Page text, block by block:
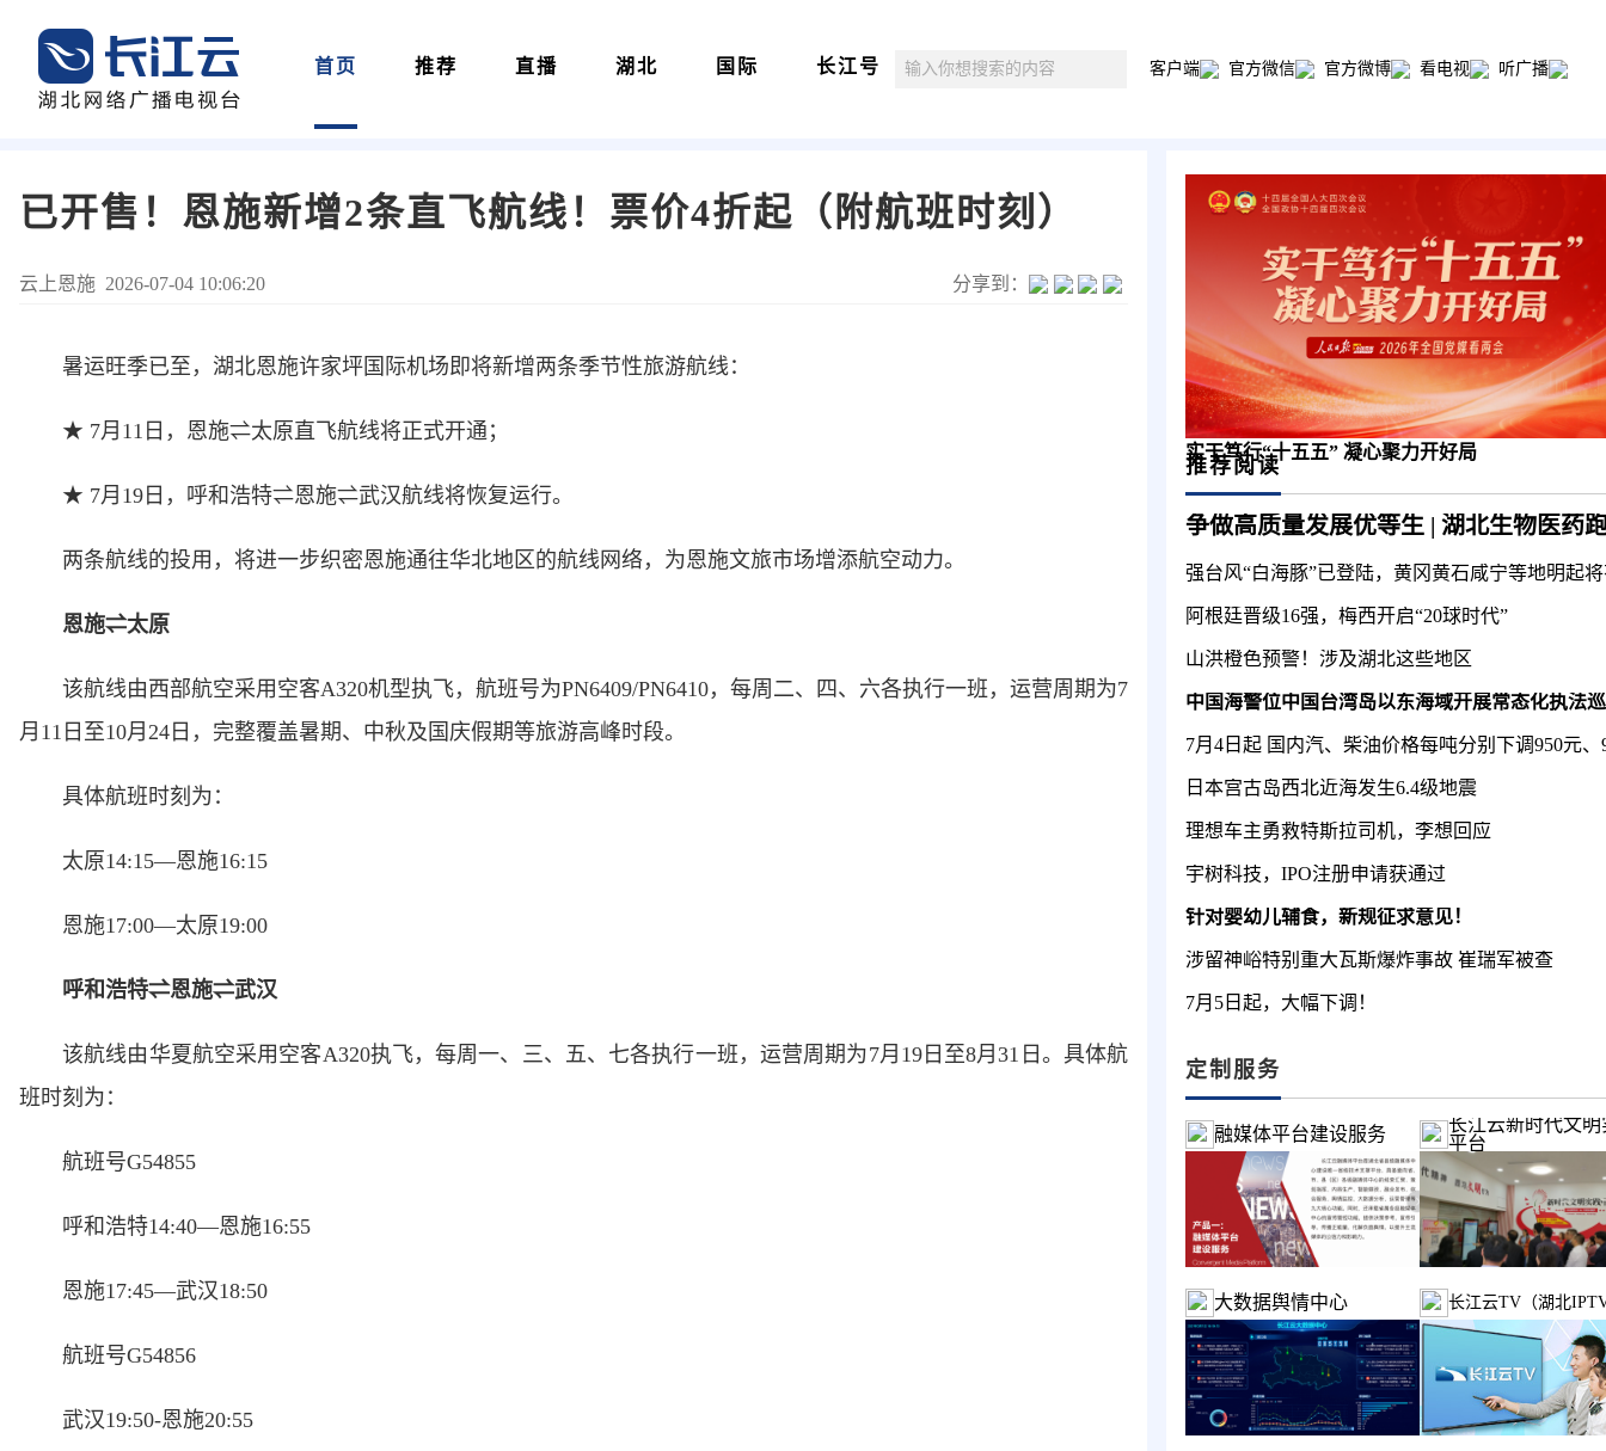
首页 推荐 直播 湖北 国际 长江号 客户端 官方微信 官方微博 看电视 听广播
已开售！恩施新增2条直飞航线！票价4折起（附航班时刻）
云上恩施 2026-07-04 10:06:20 分享到：
暑运旺季已至，湖北恩施许家坪国际机场即将新增两条季节性旅游航线：
★ 7月11日，恩施⇌太原直飞航线将正式开通；
★ 7月19日，呼和浩特⇌恩施⇌武汉航线将恢复运行。
两条航线的投用，将进一步织密恩施通往华北地区的航线网络，为恩施文旅市场增添航空动力。
恩施⇌太原
该航线由西部航空采用空客A320机型执飞，航班号为PN6409/PN6410，每周二、四、六各执行一班，运营周期为7
月11日至10月24日，完整覆盖暑期、中秋及国庆假期等旅游高峰时段。
具体航班时刻为：
太原14:15—恩施16:15
恩施17:00—太原19:00
呼和浩特⇌恩施⇌武汉
该航线由华夏航空采用空客A320执飞，每周一、三、五、七各执行一班，运营周期为7月19日至8月31日。具体航
班时刻为：
航班号G54855
呼和浩特14:40—恩施16:55
恩施17:45—武汉18:50
航班号G54856
武汉19:50-恩施20:55
实干笃行“十五五” 凝心聚力开好局
推荐阅读
阿根廷晋级16强，梅西开启“20球时代”
山洪橙色预警！涉及湖北这些地区
中国海警位中国台湾岛以东海域开展常态化执法
7月4日起 国内汽、柴油价格每吨分别下调950元、
日本宫古岛西北近海发生6.4级地震
理想车主勇救特斯拉司机，李想回应
宇树科技，IPO注册申请获通过
针对婴幼儿辅食，新规征求意见！
涉留神峪特别重大瓦斯爆炸事故 崔瑞军被查
7月5日起，大幅下调！
定制服务
融媒体平台建设服务
长江云新时代文明
平台
大数据舆情中心 长江云TV（湖北